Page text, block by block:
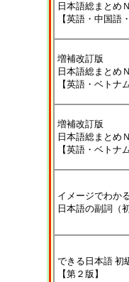
日本語総まとめ
【英語・中国語
増補改訂版
日本語総まとめ
【英語・ベトナ
増補改訂版
日本語総まとめ
【英語・ベトナ
イメージでわか
日本語の副詞（
できる日本語 初
【第２版】